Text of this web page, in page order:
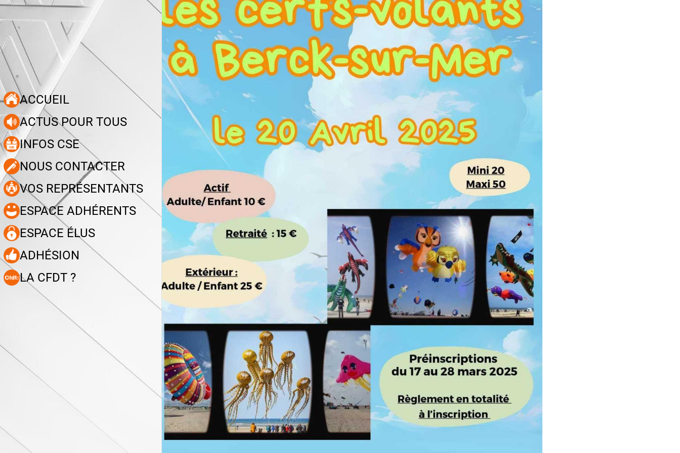
ACCUEIL
ACTUS POUR TOUS
INFOS CSE
NOUS CONTACTER
VOS REPRÉSENTANTS
ESPACE ADHÉRENTS
ESPACE ÉLUS
ADHÉSION
LA CFDT ?